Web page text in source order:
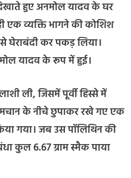
हुए अनमोल यादव के घर
एक व्यक्ति भागने की कोशिश
घेराबंदी कर पकड़ लिया।
यादव के रूप में हुई।
ली, जिसमें पूर्वी हिस्से में
के नीचे छुपाकर रखे गए एक
गया। जब उस पॉलिथिन की
कुल 6.67 ग्राम स्मैक पाया